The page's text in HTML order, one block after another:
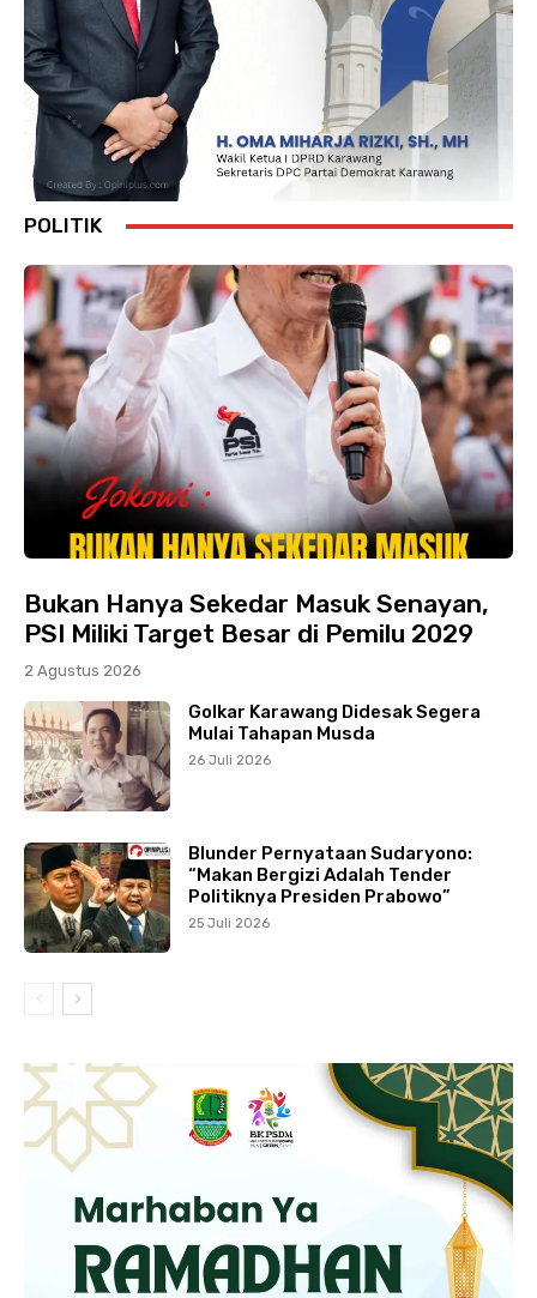
POLITIK
Bukan Hanya Sekedar Masuk Senayan,
PSI Miliki Target Besar di Pemilu 2029
2 Agustus 2026
Golkar Karawang Didesak Segera
Mulai Tahapan Musda
26 Juli 2026
Blunder Pernyataan Sudaryono:
“Makan Bergizi Adalah Tender
Politiknya Presiden Prabowo”
25 Juli 2026